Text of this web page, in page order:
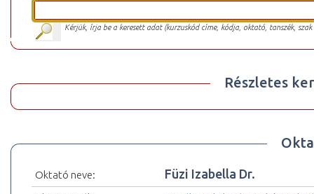
Kérjük, írja be a keresett adat (kurzuskód címe, kódja, oktató, tanszék,
Részletes
Oktató neve: Füzi Izabella Dr.